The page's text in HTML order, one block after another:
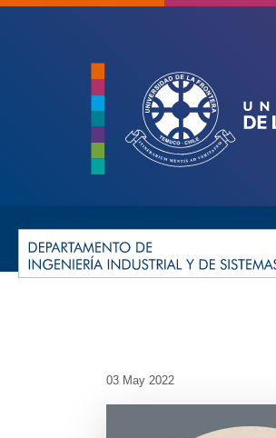
03 May 2022